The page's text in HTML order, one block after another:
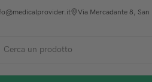
Via Mercadante 8, San